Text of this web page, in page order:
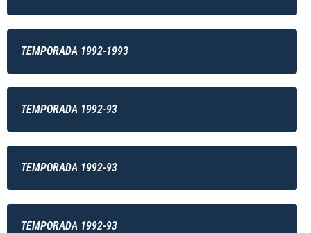
TEMPORADA 1992-1993
TEMPORADA 1992-93
TEMPORADA 1992-93
TEMPORADA 1992-93